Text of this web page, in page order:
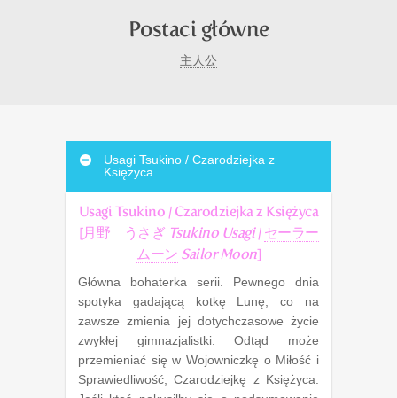
Postaci główne
主人公
Usagi Tsukino / Czarodziejka z
Księżyca
Usagi Tsukino / Czarodziejka z Księżyca
[月野 うさぎ Tsukino Usagi/ セーラー
ムーン Sailor Moon]
Główna bohaterka serii. Pewnego dnia
spotyka gadającą kotkę Lunę, co na
zawsze zmienia jej dotychczasowe życie
zwykłej gimnazjalistki. Odtąd może
przemieniać się w Wojowniczkę o Miłość i
Sprawiedliwość, Czarodziejkę z Księżyca.